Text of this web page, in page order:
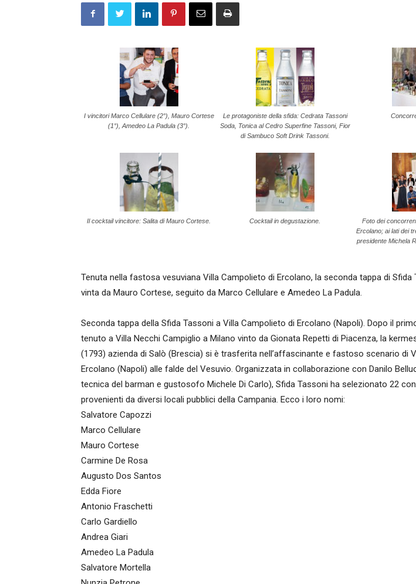
I vincitori Marco Cellulare (2°), Mauro Cortese
(1°), Amedeo La Padula (3°).
Le protagoniste della sfida: Cedrata Tassoni
Soda, Tonica al Cedro Superfine Tassoni, Fior
di Sambuco Soft Drink Tassoni.
Il cocktail vincitore: Salita di Mauro Cortese. Cocktail in degustazione.
Foto dei
Ercolano; ai lati dei
presidente Michela
Tenuta nella fastosa vesuviana Villa Campolieto di Ercolano, la seconda tappa di
vinta da Mauro Cortese, seguito da Marco Cellulare e Amedeo La Padula.
Seconda tappa della Sfida Tassoni a Villa Campolieto di Ercolano (Napoli). Dopo il
tenuto a Villa Necchi Campiglio a Milano vinto da Gionata Repetti di Piacenza, la
(1793) azienda di Salò (Brescia) si è trasferita nell’affascinante e fastoso scenario di
Ercolano (Napoli) alle falde del Vesuvio. Organizzata in collaborazione con Danilo
tecnica del barman e gustosofo Michele Di Carlo), Sfida Tassoni ha selezionato 22
provenienti da diversi locali pubblici della Campania. Ecco i loro nomi:
Salvatore Capozzi
Marco Cellulare
Mauro Cortese
Carmine De Rosa
Augusto Dos Santos
Edda Fiore
Antonio Fraschetti
Carlo Gardiello
Andrea Giari
Amedeo La Padula
Salvatore Mortella